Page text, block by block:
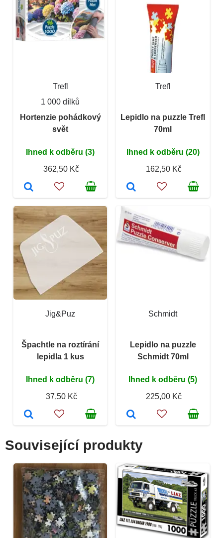
Trefl
1 000 dílků
Hortenzie pohádkový
svět
Ihned k odběru (3)
362,50 Kč
Trefl
Lepidlo na puzzle Trefl
70ml
Ihned k odběru (20)
162,50 Kč
Jig&Puz
Špachtle na roztírání
lepidla 1 kus
Ihned k odběru (7)
37,50 Kč
Schmidt
Lepidlo na puzzle
Schmidt 70ml
Ihned k odběru (5)
225,00 Kč
Související produkty